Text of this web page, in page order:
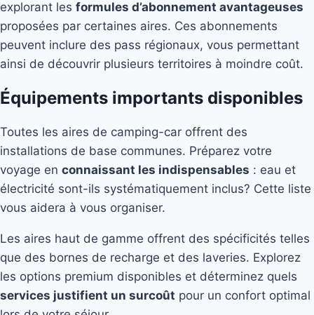
explorant les formules d’abonnement avantageuses
proposées par certaines aires. Ces abonnements
peuvent inclure des pass régionaux, vous permettant
ainsi de découvrir plusieurs territoires à moindre coût.
Équipements importants disponibles
Toutes les aires de camping-car offrent des
installations de base communes. Préparez votre
voyage en connaissant les indispensables : eau et
électricité sont-ils systématiquement inclus? Cette liste
vous aidera à vous organiser.
Les aires haut de gamme offrent des spécificités telles
que des bornes de recharge et des laveries. Explorez
les options premium disponibles et déterminez quels
services justifient un surcoût pour un confort optimal